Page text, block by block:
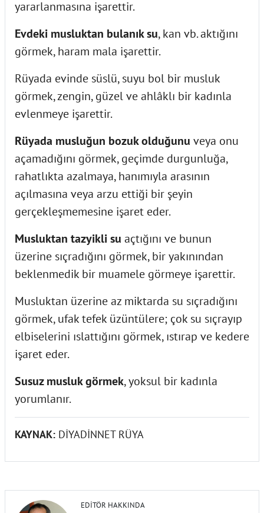
yararlanmasına işarettir.
Evdeki musluktan bulanık su, kan vb. aktığını
görmek, haram mala işarettir.
Rüyada evinde süslü, suyu bol bir musluk
görmek, zengin, güzel ve ahlâklı bir kadınla
evlenmeye işarettir.
Rüyada musluğun bozuk olduğunu veya onu
açamadığını görmek, geçimde durgunluğa,
rahatlıkta azalmaya, hanımıyla arasının
açılmasına veya arzu ettiği bir şeyin
gerçekleşmemesine işaret eder.
Musluktan tazyikli su açtığını ve bunun
üzerine sıçradığını görmek, bir yakınından
beklenmedik bir muamele görmeye işarettir.
Musluktan üzerine az miktarda su sıçradığını
görmek, ufak tefek üzüntülere; çok su sıçrayıp
elbiselerini ıslattığını görmek, ıstırap ve kedere
işaret eder.
Susuz musluk görmek, yoksul bir kadınla
yorumlanır.
KAYNAK: DİYADİNNET RÜYA
EDITÖR HAKKINDA